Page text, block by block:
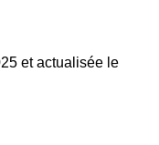
et actualisée le